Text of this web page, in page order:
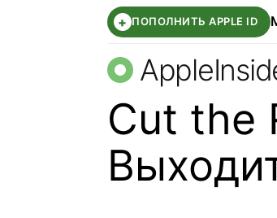
+ ПОПОЛНИТЬ APPLE ID
Cut the